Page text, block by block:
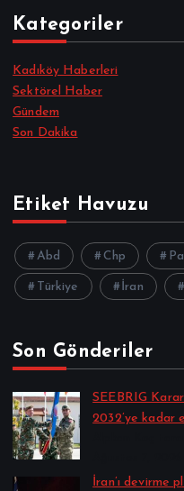
Kategoriler
Kadıköy Haberleri
Sektörel Haber
Gündem
Son Dakika
Etiket Havuzu
Abd Chp
Türkiye İran
Son Gönderiler
SEEBRIG
2032’ye kadar
İran’ı devirme